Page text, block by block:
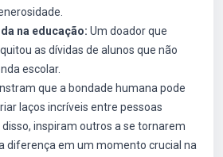
na educação: Um doador que
as dívidas de alunos que não
escolar.
que a bondade humana pode
laços incríveis entre pessoas
inspiram outros a se tornarem
diferença em um momento crucial na